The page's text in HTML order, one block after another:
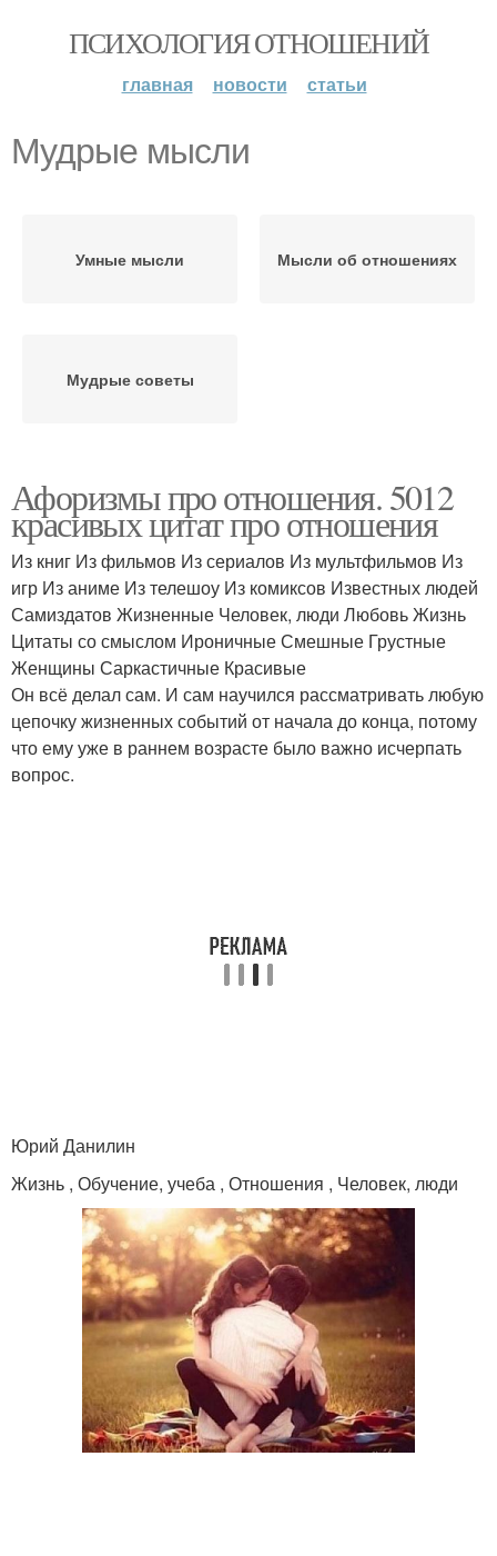
ПСИХОЛОГИЯ ОТНОШЕНИЙ
главная новости статьи
Мудрые мысли
Умные мысли Мысли об отношениях
Мудрые советы
Афоризмы про отношения. 5012
красивых цитат про отношения
Из книг Из фильмов Из сериалов Из мультфильмов Из
игр Из аниме Из телешоу Из комиксов Известных людей
Самиздатов Жизненные Человек, люди Любовь Жизнь
Цитаты со смыслом Ироничные Смешные Грустные
Женщины Саркастичные Красивые
Он всё делал сам. И сам научился рассматривать любую
цепочку жизненных событий от начала до конца, потому
что ему уже в раннем возрасте было важно исчерпать
вопрос.
Юрий Данилин
Жизнь , Обучение, учеба , Отношения , Человек, люди